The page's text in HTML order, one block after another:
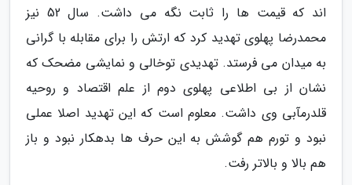
اند که قیمت ها را ثابت نگه می داشت. سال 52 نیز
محمدرضا پهلوی تهدید کرد که ارتش را برای مقابله با گرانی
به میدان می فرستد. تهدیدی توخالی و نمایشی مضحک که
نشان از بی اطلاعی پهلوی دوم از علم اقتصاد و روحیه
قلدرمآبی وی داشت. معلوم است که این تهدید اصلا عملی
نبود و تورم هم گوشش به این حرف ها بدهکار نبود و باز
هم بالا و بالاتر رفت.